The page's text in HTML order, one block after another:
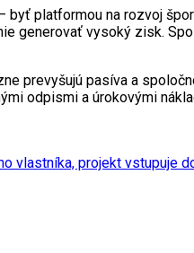
byť platformou na rozvoj
generovať vysoký zisk.
prevyšujú pasíva a
odpismi a úrokovými
vlastníka, projekt vstupuje